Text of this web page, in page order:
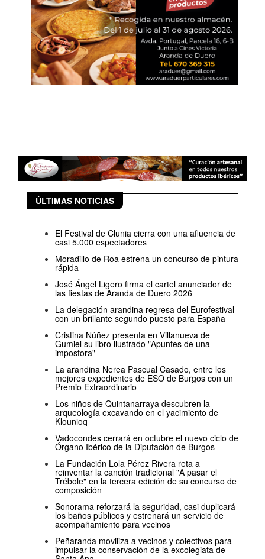
ÚLTIMAS NOTICIAS
El Festival de Clunia cierra con una afluencia de
casi 5.000 espectadores
Moradillo de Roa estrena un concurso de pintura
rápida
José Ángel Ligero firma el cartel anunciador de
las fiestas de Aranda de Duero 2026
La delegación arandina regresa del Eurofestival
con un brillante segundo puesto para España
Cristina Núñez presenta en Villanueva de
Gumiel su libro ilustrado "Apuntes de una
impostora"
La arandina Nerea Pascual Casado, entre los
mejores expedientes de ESO de Burgos con un
Premio Extraordinario
Los niños de Quintanarraya descubren la
arqueología excavando en el yacimiento de
Klounioq
Vadocondes cerrará en octubre el nuevo ciclo de
Órgano Ibérico de la Diputación de Burgos
La Fundación Lola Pérez Rivera reta a
reinventar la canción tradicional "A pasar el
Trébole" en la tercera edición de su concurso de
composición
Sonorama reforzará la seguridad, casi duplicará
los baños públicos y estrenará un servicio de
acompañamiento para vecinos
Peñaranda moviliza a vecinos y colectivos para
impulsar la conservación de la excolegiata de